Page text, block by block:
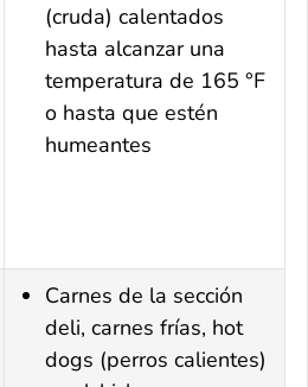
(cruda) calentados
hasta alcanzar una
temperatura de 165 °F
o hasta que estén
humeantes
Carnes de la sección
deli, carnes frías, hot
dogs (perros calientes)